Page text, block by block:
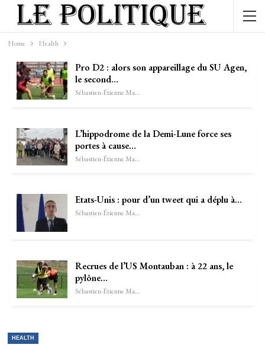
Home Health
Pro D2 : alors son appareillage du SU Agen,
le second…
Sébastien-Étienne Marechal
L’hippodrome de la Demi-Lune force ses
portes à cause…
Sébastien-Étienne Marechal
Etats-Unis : pour d’un tweet qui a déplu à…
Sébastien-Étienne Marechal
Recrues de l’US Montauban : à 22 ans, le
pylône…
Sébastien-Étienne Marechal
HEALTH